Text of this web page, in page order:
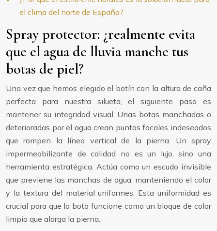
el clima del norte de España?
Spray protector: ¿realmente evita
que el agua de lluvia manche tus
botas de piel?
Una vez que hemos elegido el botín con la altura de caña
perfecta para nuestra silueta, el siguiente paso es
mantener su integridad visual. Unas botas manchadas o
deterioradas por el agua crean puntos focales indeseados
que rompen la línea vertical de la pierna. Un spray
impermeabilizante de calidad no es un lujo, sino una
herramienta estratégica. Actúa como un escudo invisible
que previene las manchas de agua, manteniendo el color
y la textura del material uniformes. Esta uniformidad es
crucial para que la bota funcione como un bloque de color
limpio que alarga la pierna.